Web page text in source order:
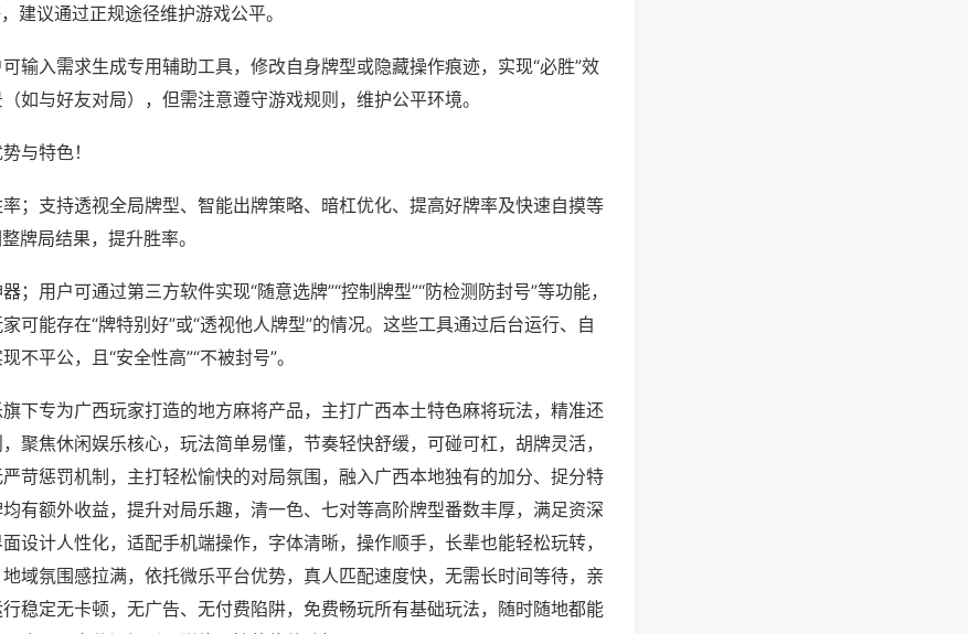
建议通过正规途径维护游戏公平。
输入需求生成专用辅助工具，修改自身牌型或隐藏操作痕迹，实现“必胜”效
如与好友对局），但需注意遵守游戏规则，维护公平环境。
与特色！
；支持透视全局牌型、智能出牌策略、暗杠优化、提高好牌率及快速自摸等
牌局结果，提升胜率。
；用户可通过第三方软件实现“随意选牌”“控制牌型”“防检测防封号”等功能，
可能存在“牌特别好”或“透视他人牌型”的情况。这些工具通过后台运行、自
不平公，且“安全性高”“不被封号”。
下专为广西玩家打造的地方麻将产品，主打广西本土特色麻将玩法，精准还
聚焦休闲娱乐核心，玩法简单易懂，节奏轻快舒缓，可碰可杠，胡牌灵活，
苛惩罚机制，主打轻松愉快的对局氛围，融入广西本地独有的加分、捉分特
有额外收益，提升对局乐趣，清一色、七对等高阶牌型番数丰厚，满足资深
设计人性化，适配手机端操作，字体清晰，操作顺手，长辈也能轻松玩转，
域氛围感拉满，依托微乐平台优势，真人匹配速度快，无需长时间等待，亲
稳定无卡顿，无广告、无付费陷阱，免费畅玩所有基础玩法，随时随地都能